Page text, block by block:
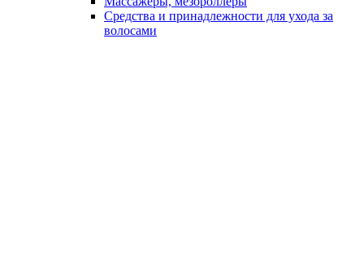
Средства и принадлежности для ухода за
волосами